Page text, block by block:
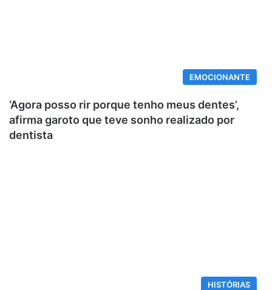
EMOCIONANTE
‘Agora posso rir porque tenho meus dentes’,
afirma garoto que teve sonho realizado por
dentista
HISTÓRIAS